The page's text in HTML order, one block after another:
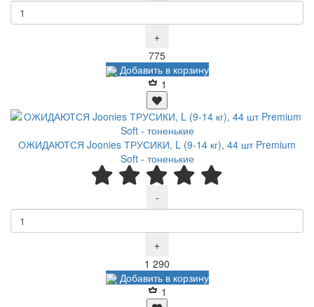
+
775Р
Добавить в корзину
1
ОЖИДАЮТСЯ Joonies ТРУСИКИ, L (9-14 кг), 44 шт Premium
Soft - тоненькие
-
+
1 290
Добавить в корзину
1